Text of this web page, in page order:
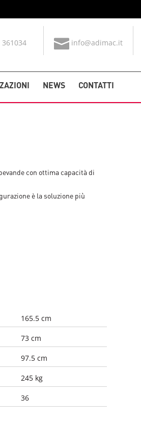
info@adimac.it
NEWS CONTATTI
con ottima capacità di
è la soluzione più
165.5 cm
73 cm
97.5 cm
245 kg
36